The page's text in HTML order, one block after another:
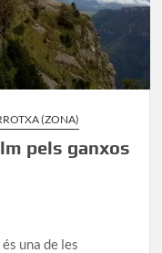
(ZONA)
pels ganxos
una de les